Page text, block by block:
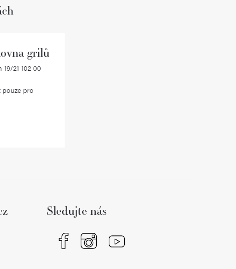
grilů
19/21 102 00
pouze pro
Sledujte nás